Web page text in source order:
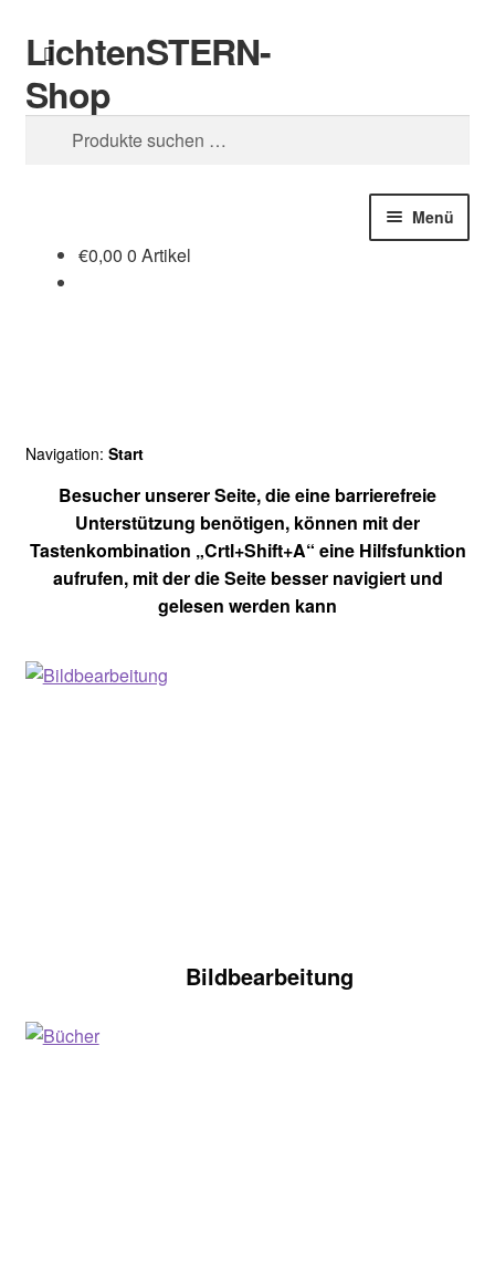
Zur
Navigation
springen
Zum
Inhalt
springen
LichtenSTERN-
Shop
Suchen
Suchen
Menü
€0,00 0 Artikel
Navigation: Start
Besucher unserer Seite, die eine barrierefreie
Unterstützung benötigen, können mit der
Tastenkombination „Crtl+Shift+A“ eine Hilfsfunktion
aufrufen, mit der die Seite besser navigiert und
gelesen werden kann
Bildbearbeitung